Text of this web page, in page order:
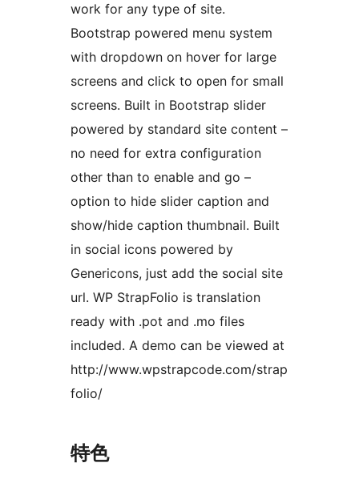
work for any type of site.
Bootstrap powered menu system
with dropdown on hover for large
screens and click to open for small
screens. Built in Bootstrap slider
powered by standard site content –
no need for extra configuration
other than to enable and go –
option to hide slider caption and
show/hide caption thumbnail. Built
in social icons powered by
Genericons, just add the social site
url. WP StrapFolio is translation
ready with .pot and .mo files
included. A demo can be viewed at
http://www.wpstrapcode.com/strap
folio/
特色